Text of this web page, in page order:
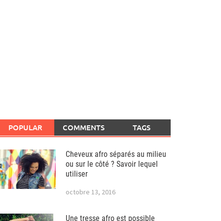
POPULAR COMMENTS TAGS
Cheveux afro séparés au milieu
ou sur le côté ? Savoir lequel
utiliser
octobre 13, 2016
Une tresse afro est possible